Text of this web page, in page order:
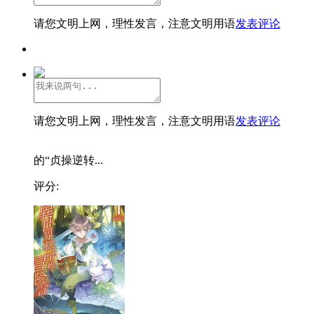
请您文明上网，理性发言，注意文明用语发表评论
请您文明上网，理性发言，注意文明用语发表评论
的“贞操逆转...
评分: